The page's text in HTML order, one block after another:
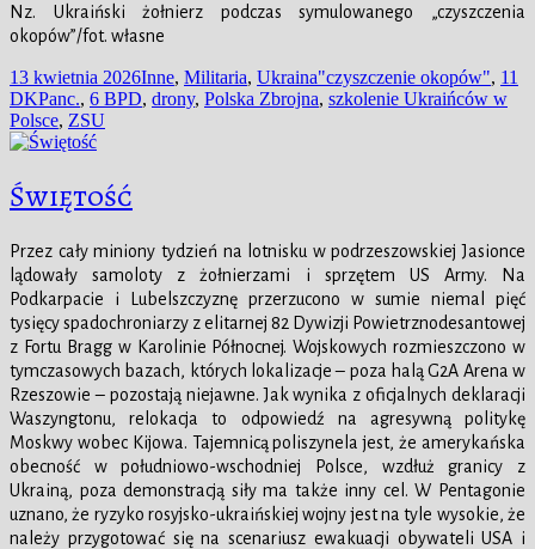
Nz. Ukraiński żołnierz podczas symulowanego „czyszczenia
okopów”/fot. własne
Data
publikacji
13 kwietnia 2026Kategorie
Inne, Militaria, UkrainaTagi
"czyszczenie okopów", 11
DKPanc., 6 BPD, drony, Polska Zbrojna, szkolenie Ukraińców w
Polsce, ZSU
Świętość
Przez cały miniony tydzień na lotnisku w podrzeszowskiej Jasionce
lądowały samoloty z żołnierzami i sprzętem US Army. Na
Podkarpacie i Lubelszczyznę przerzucono w sumie niemal pięć
tysięcy spadochroniarzy z elitarnej 82 Dywizji Powietrznodesantowej
z Fortu Bragg w Karolinie Północnej. Wojskowych rozmieszczono w
tymczasowych bazach, których lokalizacje – poza halą G2A Arena w
Rzeszowie – pozostają niejawne. Jak wynika z oficjalnych deklaracji
Waszyngtonu, relokacja to odpowiedź na agresywną politykę
Moskwy wobec Kijowa. Tajemnicą poliszynela jest, że amerykańska
obecność w południowo-wschodniej Polsce, wzdłuż granicy z
Ukrainą, poza demonstracją siły ma także inny cel. W Pentagonie
uznano, że ryzyko rosyjsko-ukraińskiej wojny jest na tyle wysokie, że
należy przygotować się na scenariusz ewakuacji obywateli USA i